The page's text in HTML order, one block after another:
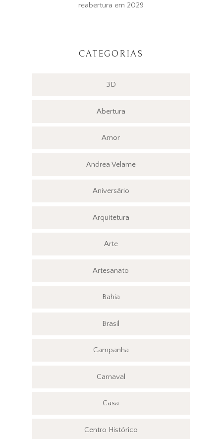
reabertura em 2029
CATEGORIAS
3D
Abertura
Amor
Andrea Velame
Aniversário
Arquitetura
Arte
Artesanato
Bahia
Brasil
Campanha
Carnaval
Casa
Centro Histórico